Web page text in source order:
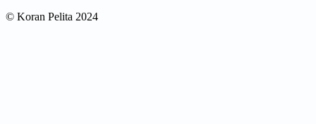
© Koran Pelita 2024